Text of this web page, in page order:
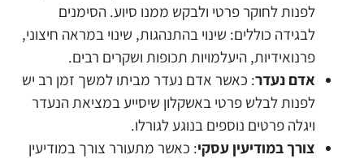
לפנות לחוקר פרטי ולבקש ממנו סיוע. הסימנים
לבגידה כוללים: שינוי בהתנהגות, שינוי במראה חיצוני,
פרנואידיות, היעלמויות תכופות ושקרים רבים.
אדם נעדר: כאשר אדם נעדר מביתו למשך זמן רב יש
לפנות לבלש פרטי באשקלון שיסייע במציאת הנעדר
ויגלה פרטים נוספים בנוגע לגורלו.
צורך במודיעין עסקי: כאשר מתעורר צורך במודיעין